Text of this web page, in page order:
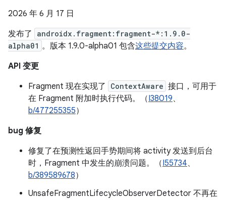
2026 年 6 月 17 日
发布了
androidx.fragment:fragment-*:1.9.0-
alpha01 。版本 1.9.0-alpha01 包含这些提交内容。
API 变更
Fragment 现在实现了
ContextAware 接口，可用于
在 Fragment 附加时执行代码。（I38019、
b/477255355）
bug 修复
修复了在预测性返回手势期间将 activity 发送到后台
时，Fragment 中发生的崩溃问题。（I55734、
b/389589678）
UnsafeFragmentLifecycleObserverDetector 不再在